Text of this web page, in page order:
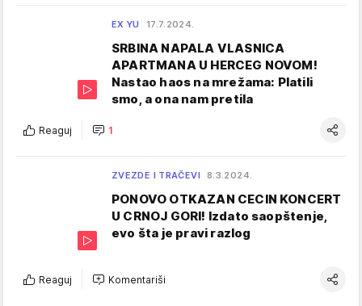
EX YU 17.7.2024.
SRBINA NAPALA VLASNICA
APARTMANA U HERCEG NOVOM!
Nastao haos na mrežama: Platili
smo, a ona nam pretila
Reaguj 1
ZVEZDE I TRAČEVI 8.3.2024.
PONOVO OTKAZAN CECIN KONCERT
U CRNOJ GORI! Izdato saopštenje,
evo šta je pravi razlog
Reaguj Komentariši